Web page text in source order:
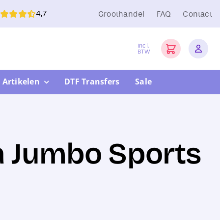
4,7 Groothandel FAQ Contact
Incl.
BTW
Artikelen DTF Transfers Sale
Jumbo Sports